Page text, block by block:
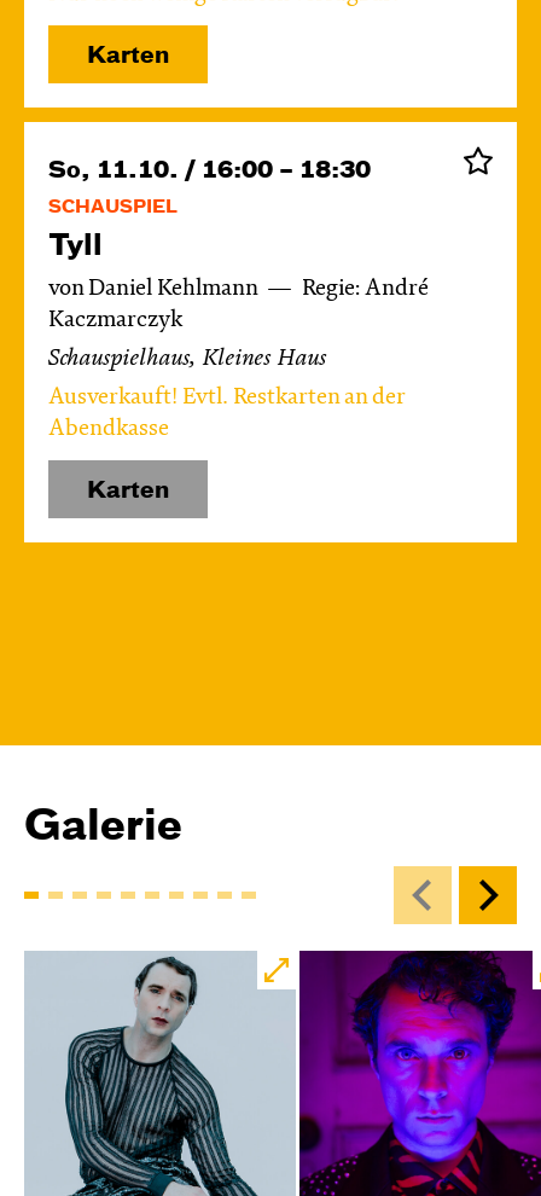
Karten
So, 11.10. / 16:00 – 18:30
SCHAUSPIEL
Tyll
von Daniel Kehlmann
Regie: André
Kaczmarczyk
Schauspielhaus, Kleines Haus
Ausverkauft! Evtl. Restkarten an der
Abendkasse
Karten
Galerie